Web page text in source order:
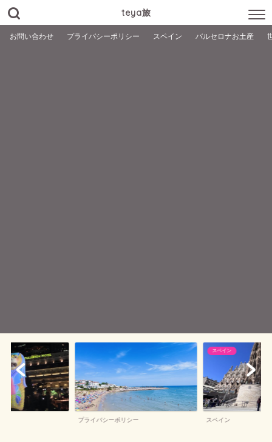
teya旅
お問い合わせ プライバシーポリシー スペイン バルセロナお土産
スペイン
バルセロナお土産
バルセロナお土産